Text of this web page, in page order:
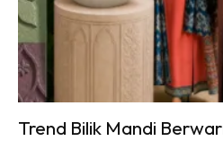
Tempatkan di ruang cahaya.
adalah di bawah 65 darjah. Pun
kering di hujungnya. Pastikan
cermat. Apa yang pasti
memberi pengudaraan yang baik
Trend Bilik Mandi